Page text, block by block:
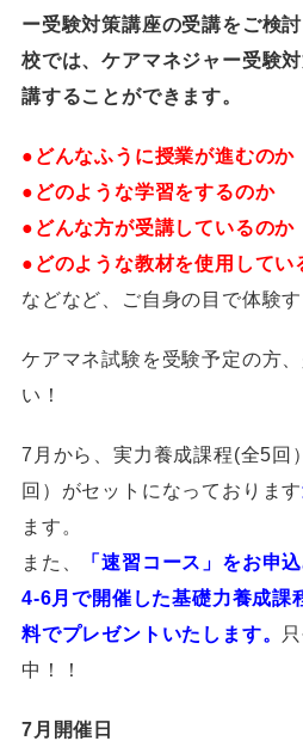
ー受験対策講座の受講をご検
校では、ケアマネジャー受験
講することができます。
●どんなふうに授業が進むのか
●どのような学習をするのか
●どんな方が受講しているのか
●どのような教材を使用してい
などなど、ご自身の目で体験
ケアマネ試験を受験予定の方
い！
7月から、実力養成課程(全5回
回）がセットになっております
ます。
また、
「速習コース」をお申
4-6月で開催した基礎力養成課
料でプレゼントいたします。
中！！
7月開催日